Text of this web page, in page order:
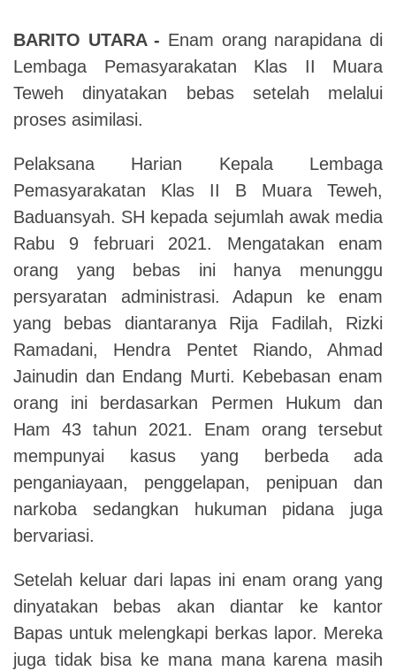
BARITO UTARA - Enam orang narapidana di
Lembaga Pemasyarakatan Klas II Muara
Teweh dinyatakan bebas setelah melalui
proses asimilasi.
Pelaksana Harian Kepala Lembaga
Pemasyarakatan Klas II B Muara Teweh,
Baduansyah. SH kepada sejumlah awak media
Rabu 9 februari 2021. Mengatakan enam
orang yang bebas ini hanya menunggu
persyaratan administrasi. Adapun ke enam
yang bebas diantaranya Rija Fadilah, Rizki
Ramadani, Hendra Pentet Riando, Ahmad
Jainudin dan Endang Murti. Kebebasan enam
orang ini berdasarkan Permen Hukum dan
Ham 43 tahun 2021. Enam orang tersebut
mempunyai kasus yang berbeda ada
penganiayaan, penggelapan, penipuan dan
narkoba sedangkan hukuman pidana juga
bervariasi.
Setelah keluar dari lapas ini enam orang yang
dinyatakan bebas akan diantar ke kantor
Bapas untuk melengkapi berkas lapor. Mereka
juga tidak bisa ke mana mana karena masih